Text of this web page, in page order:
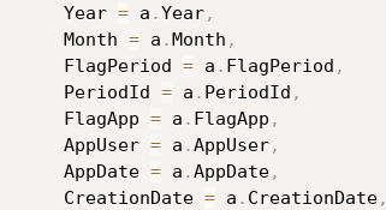
Year
= a .Year,
Month
= a .Month ,
FlagPeriod
= a . FlagPeriod ,
PeriodId
= a . PeriodId ,
FlagApp
= a . FlagApp ,
AppUser
= a .AppUser,
AppDate
= a .AppDate,
CreationDate
= a . CreationDate,